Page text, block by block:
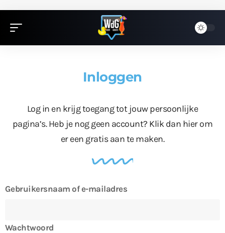
Inloggen
Log in en krijg toegang tot jouw persoonlijke
pagina’s. Heb je nog geen account? Klik dan hierom
er een gratis aan te maken.
Gebruikersnaam of e-mailadres
Wachtwoord